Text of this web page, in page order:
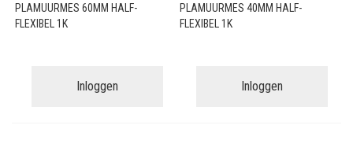
PLAMUURMES 60MM HALF-
FLEXIBEL 1K
Inloggen
PLAMUURMES 40MM HALF-
FLEXIBEL 1K
Inloggen